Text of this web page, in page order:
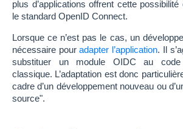
plus d’applications offrent cette
le standard OpenID Connect.
Lorsque ce n’est pas le cas, un
nécessaire pouradapter l’application. Il
substituer un module OIDC au
classique. L’adaptation est donc
cadre d’un développement nouveau ou
source".